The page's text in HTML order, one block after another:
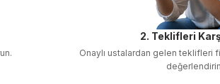
2. Teklifleri
Onaylı ustalardan gelen teklifleri